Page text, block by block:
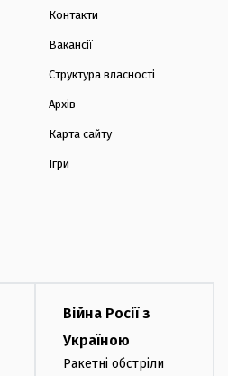
Контакти
Вакансії
Структура власності
Архів
Карта сайту
Ігри
Війна Росії з
Україною
Ракетні обстріли